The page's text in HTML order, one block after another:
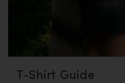
T-Shirt Guide